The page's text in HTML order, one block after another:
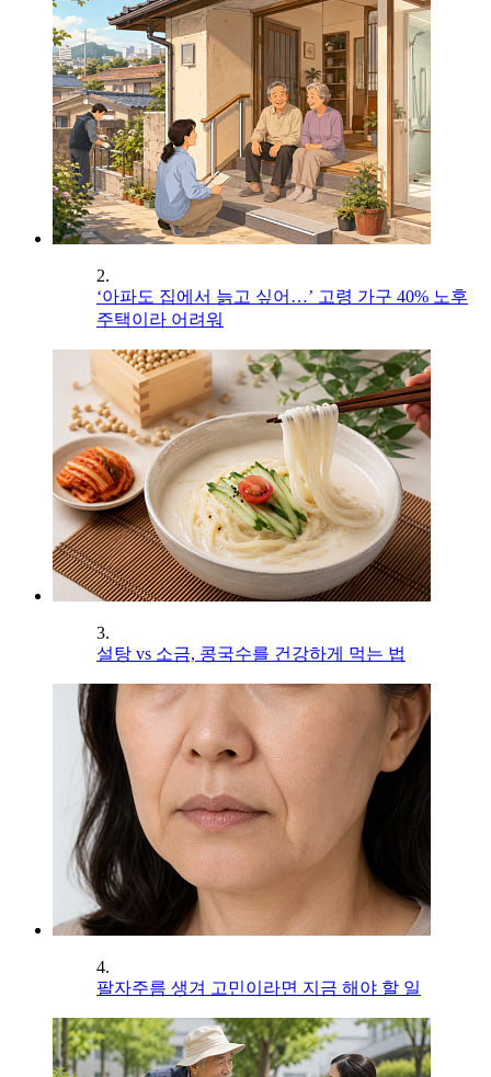
2.
‘아파도 집에서 늙고 싶어…’ 고령 가구 40% 노후
주택이라 어려워
3.
설탕 vs 소금, 콩국수를 건강하게 먹는 법
4.
팔자주름 생겨 고민이라면 지금 해야 할 일